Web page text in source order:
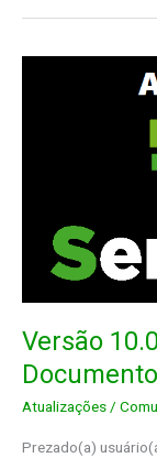
Versão
Atualizações /
Prezado(a)